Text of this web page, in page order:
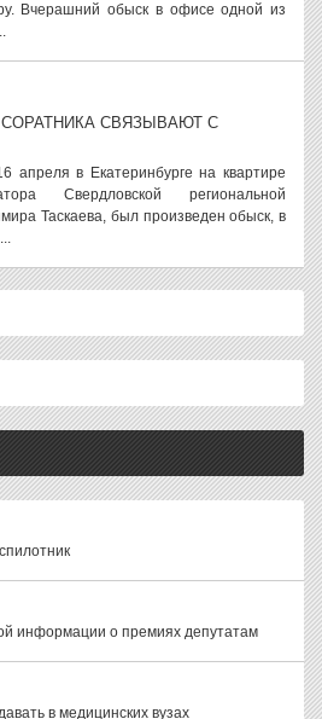
Вчерашний обыск в офисе одной из
СВЯЗЫВАЮТ С
апреля в Екатеринбурге на квартире
Свердловской региональной
Таскаева, был произведен обыск, в
информации о премиях депутатам
в медицинских вузах